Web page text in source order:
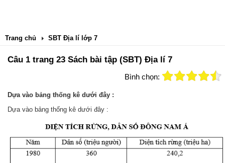
Trang chủ SBT Địa lí lớp 7
Câu 1 trang 23 Sách bài tập (SBT) Địa lí 7
Bình chọn:
Dựa vào bảng thống kê dưới đây :
Dựa vào bảng thống kê dưới đây :